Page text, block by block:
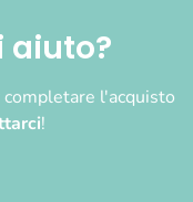
aiuto?
completare l'acquisto
!